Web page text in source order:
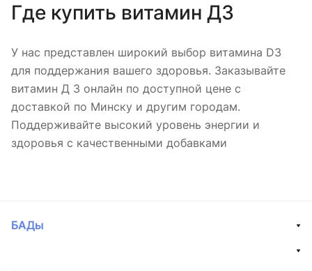
Где купить витамин Д3
У нас представлен широкий выбор витамина D3
для поддержания вашего здоровья. Заказывайте
витамин Д 3 онлайн по доступной цене с
доставкой по Минску и другим городам.
Поддерживайте высокий уровень энергии и
здоровья с качественными добавками
БАДы